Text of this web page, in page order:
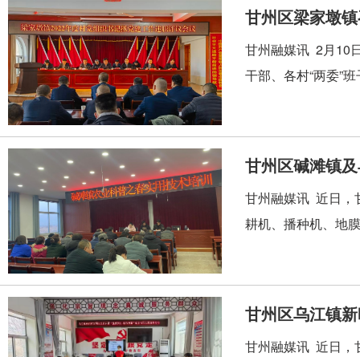
甘州区梁家墩
甘州融媒讯 2月10
干部、各村“两委”
甘州区碱滩镇
甘州融媒讯 近日，
耕机、播种机、地
甘州区乌江镇
甘州融媒讯 近日，